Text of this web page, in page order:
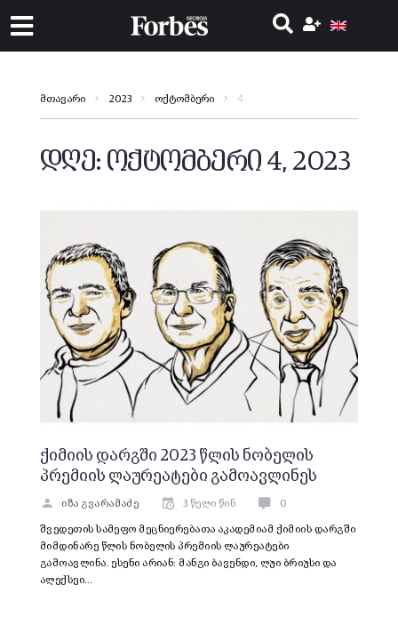
მთავარი 2023 ოქტომბერი 4
დღე: ოქტომბერი 4, 2023
ქიმიის დარგში 2023 წლის ნობელის
პრემიის ლაურეატები გამოავლინეს
იზა გვარამაძე 3 წელი წინ 0
შვედეთის სამეფო მეცნიერებათა აკადემიამ ქიმიის დარგში
მიმდინარე წლის ნობელის პრემიის ლაურეატები
გამოავლინა. ესენი არიან: მანგი ბავენდი, ლუი ბრიუსი და
ალექსეი…